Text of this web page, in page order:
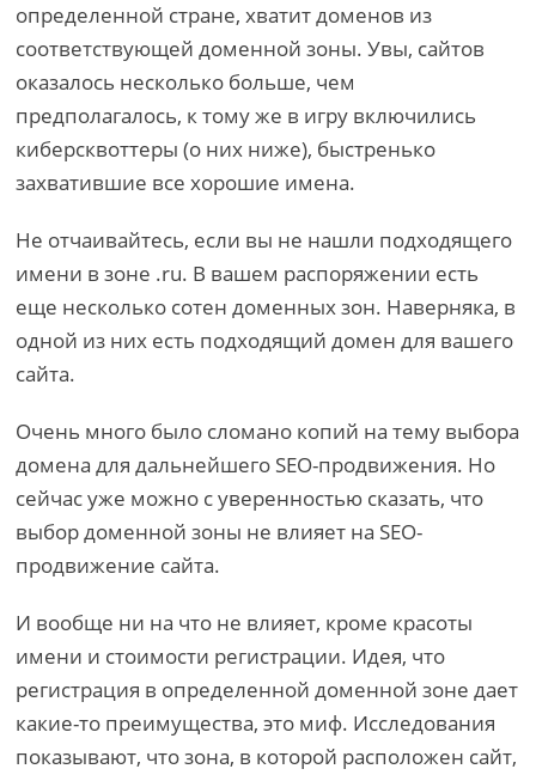
определенной стране, хватит доменов из
соответствующей доменной зоны. Увы, сайтов
оказалось несколько больше, чем
предполагалось, к тому же в игру включились
киберсквоттеры (о них ниже), быстренько
захватившие все хорошие имена.
Не отчаивайтесь, если вы не нашли подходящего
имени в зоне .ru. В вашем распоряжении есть
еще несколько сотен доменных зон. Наверняка, в
одной из них есть подходящий домен для вашего
сайта.
Очень много было сломано копий на тему выбора
домена для дальнейшего SEO-продвижения. Но
сейчас уже можно с уверенностью сказать, что
выбор доменной зоны не влияет на SEO-
продвижение сайта.
И вообще ни на что не влияет, кроме красоты
имени и стоимости регистрации. Идея, что
регистрация в определенной доменной зоне дает
какие-то преимущества, это миф. Исследования
показывают, что зона, в которой расположен сайт,